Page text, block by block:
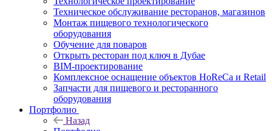
Техническое обслуживание ресторанов, магазинов
Монтаж пищевого технологического
оборудования
Обучение для поваров
Открыть ресторан под ключ в Дубае
BIM-проектирование
Комплексное оснащение объектов HoReCa и Retail
Запчасти для пищевого и ресторанного
оборудования
Портфолио
Назад